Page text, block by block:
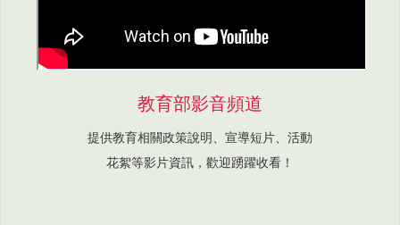
教育部影音頻道
提供教育相關政策說明、宣導短片、活動
花絮等影片資訊，歡迎踴躍收看！